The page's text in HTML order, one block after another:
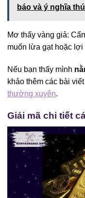
báo và ý nghĩa
Mơ thấy vàng giả:
muốn lừa gạt hoặc lợi
Nếu bạn thấy mình
khảo thêm các bài
thường xuyên.
Giải mã chi tiết